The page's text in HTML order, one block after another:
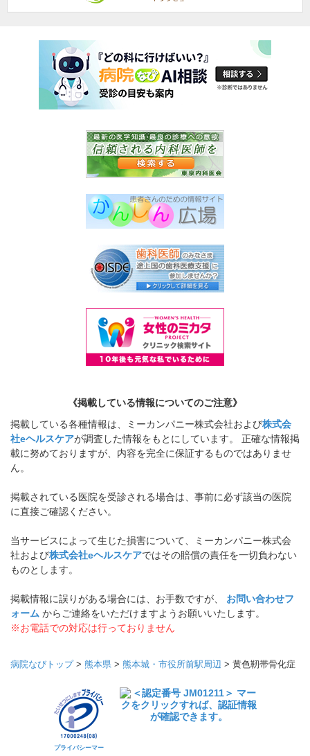
《掲載している情報についてのご注意》
掲載している各種情報は、ミーカンパニー株式会社および株式会
社eヘルスケアが調査した情報をもとにしています。 正確な情報掲
載に努めておりますが、内容を完全に保証するものではありませ
ん。
掲載されている医院を受診される場合は、事前に必ず該当の医院
に直接ご確認ください。
当サービスによって生じた損害について、ミーカンパニー株式会
社および株式会社eヘルスケアではその賠償の責任を一切負わない
ものとします。
掲載情報に誤りがある場合には、お手数ですが、 お問い合わせフ
ォーム からご連絡をいただけますようお願いいたします。
※お電話での対応は行っておりません
病院なびトップ> 熊本県 > 熊本城・市役所前駅周辺 > 黄色靭帯骨化症
プライバシーマー